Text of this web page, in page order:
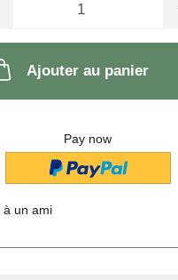
Ajouter au panier
Pay now
à un ami